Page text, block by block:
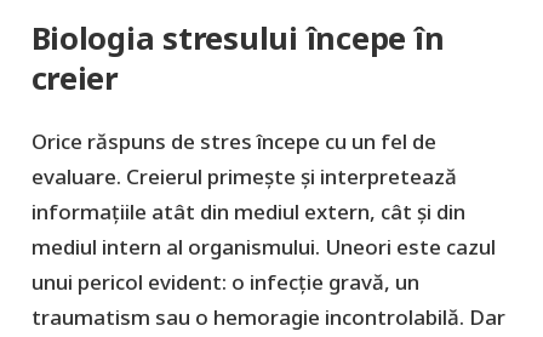
Biologia stresului începe în
creier
Orice răspuns de stres începe cu un fel de
evaluare. Creierul primește și interpretează
informațiile atât din mediul extern, cât și din
mediul intern al organismului. Uneori este cazul
unui pericol evident: o infecție gravă, un
traumatism sau o hemoragie incontrolabilă. Dar